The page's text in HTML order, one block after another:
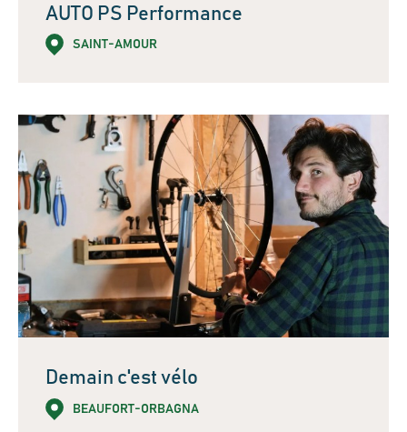
AUTO PS Performance
SAINT-AMOUR
Demain c'est vélo
BEAUFORT-ORBAGNA